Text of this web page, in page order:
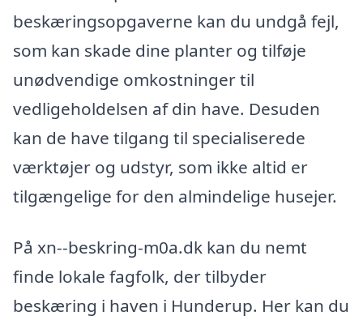
beskæringsopgaverne kan du undgå fejl,
som kan skade dine planter og tilføje
unødvendige omkostninger til
vedligeholdelsen af din have. Desuden
kan de have tilgang til specialiserede
værktøjer og udstyr, som ikke altid er
tilgængelige for den almindelige husejer.
På xn--beskring-m0a.dk kan du nemt
finde lokale fagfolk, der tilbyder
beskæring i haven i Hunderup. Her kan du